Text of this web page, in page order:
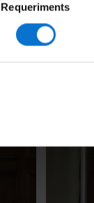
Requeriments
Taula